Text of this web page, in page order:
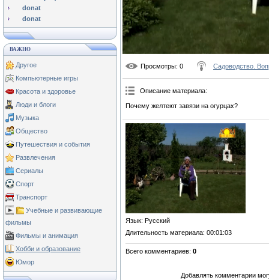
donat
donat
ВАЖНО
Другое
Компьютерные игры
Красота и здоровье
Люди и блоги
Музыка
Общество
Путешествия и события
Развлечения
Сериалы
Спорт
Транспорт
Учебные и развивающие
фильмы
Фильмы и анимация
Хобби и образование
Юмор
Просмотры: 0 Садоводство.
Описание материала:
Почему желтеют завязи на огурцах?
Язык: Русский
Длительность материала: 00:01:03
Всего комментариев: 0
Добавлять комментарии